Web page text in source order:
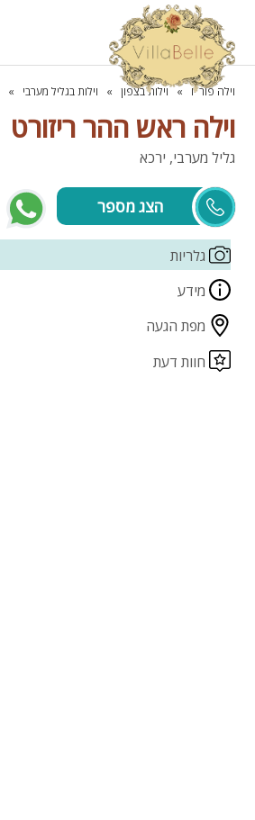
וילה פור יו וילות בצפון וילות בגליל מערבי
וילה ראש ההר ריזורט
גליל מערבי, ירכא
גלריות
מידע
מפת הגעה
חוות דעת